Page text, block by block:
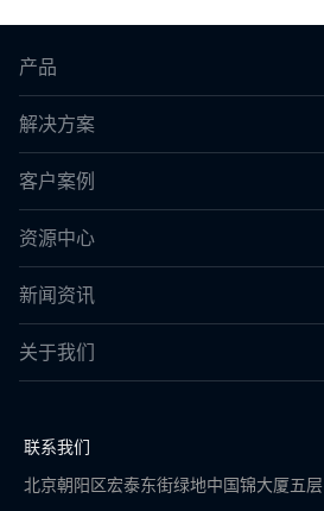
产品
解决方案
客户案例
资源中心
新闻资讯
关于我们
联系我们
北京朝阳区宏泰东街绿地中国锦大厦五层